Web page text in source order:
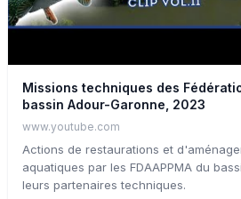
Missions techniques des
bassin Adour-Garonne, 2023
www.youtube.com
Actions de restaurations et
aquatiques par les FDAAPPMA du
leurs partenaires techniques.